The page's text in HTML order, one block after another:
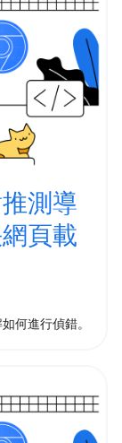
測導
頁載
何進行偵錯。